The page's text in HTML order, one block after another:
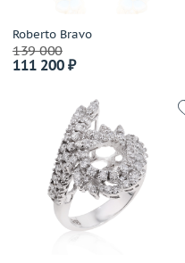
Korloff
Kria
Kwiat
Leo Pizzo
Leo Wittwer
Lidion
Links
Lobortas
Loree Rodkin
Roberto Bravo
139 000
111 200 ₽